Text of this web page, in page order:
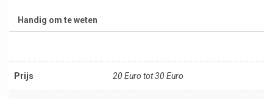
Handig om te weten
Prijs 20 Euro tot 30 Euro